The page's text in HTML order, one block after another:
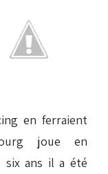
en ferraient
joue en
six ans il a été